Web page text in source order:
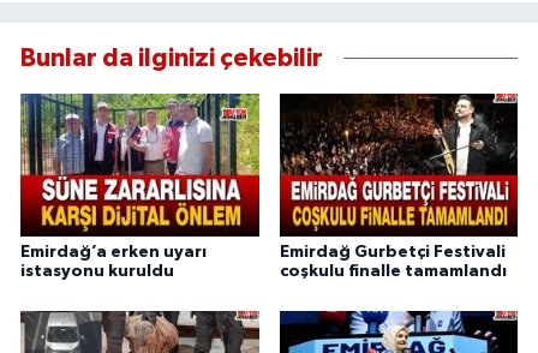
Bunlar da ilginizi çekebilir
Emirdağ’a erken uyarı
istasyonu kuruldu
Emirdağ Gurbetçi Festivali
coşkulu finalle tamamlandı